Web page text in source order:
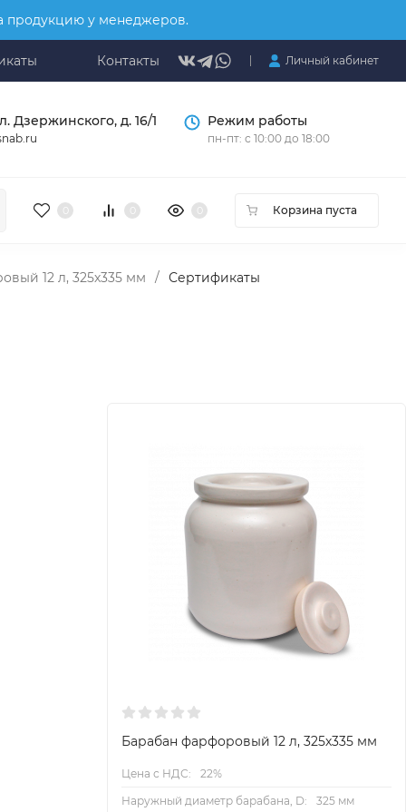
продукцию у менеджеров.
Контакты Личный кабинет
Дзержинского, д. 16/1 Режим работы
пн-пт: с 10:00 до 18:00
Корзина пуста
12 л, 325х335 мм / Сертификаты
Барабан фарфоровый 12 л, 325х335 мм
Цена с НДС:
22%
Наружный диаметр барабана, D:
325 мм